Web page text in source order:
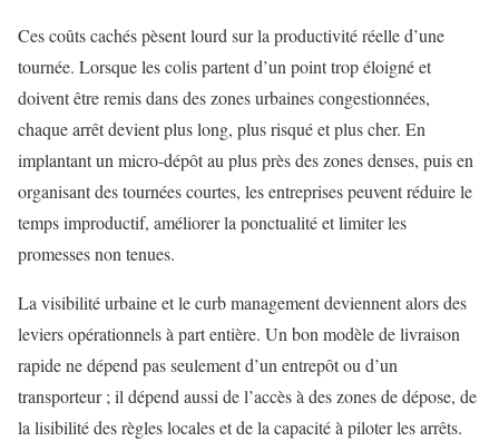
Ces coûts cachés pèsent lourd sur la productivité réelle d’une
tournée. Lorsque les colis partent d’un point trop éloigné et
doivent être remis dans des zones urbaines congestionnées,
chaque arrêt devient plus long, plus risqué et plus cher. En
implantant un micro-dépôt au plus près des zones denses, puis en
organisant des tournées courtes, les entreprises peuvent réduire le
temps improductif, améliorer la ponctualité et limiter les
promesses non tenues.
La visibilité urbaine et le curb management deviennent alors des
leviers opérationnels à part entière. Un bon modèle de livraison
rapide ne dépend pas seulement d’un entrepôt ou d’un
transporteur ; il dépend aussi de l’accès à des zones de dépose, de
la lisibilité des règles locales et de la capacité à piloter les arrêts.